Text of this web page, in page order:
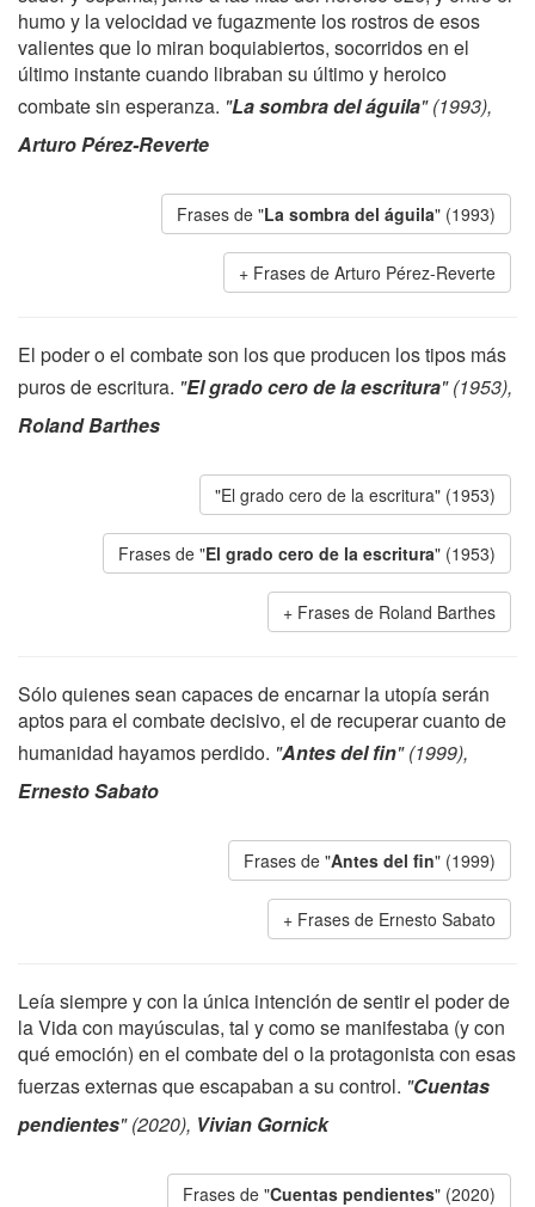
humo y la velocidad ve fugazmente los rostros de esos
valientes que lo miran boquiabiertos, socorridos en el
último instante cuando libraban su último y heroico
combate sin esperanza. "La sombra del águila" (1993),
Arturo Pérez-Reverte
Frases de "La sombra del águila" (1993)
Frases de Arturo Pérez-Reverte
El poder o el combate son los que producen los tipos más
puros de escritura. "El grado cero de la escritura" (1953),
Roland Barthes
"El grado cero de la escritura" (1953)
Frases de "El grado cero de la escritura" (1953)
Frases de Roland Barthes
Sólo quienes sean capaces de encarnar la utopía serán
aptos para el combate decisivo, el de recuperar cuanto de
humanidad hayamos perdido. "Antes del fin" (1999),
Ernesto Sabato
Frases de "Antes del fin" (1999)
Frases de Ernesto Sabato
Leía siempre y con la única intención de sentir el poder de
la Vida con mayúsculas, tal y como se manifestaba (y con
qué emoción) en el combate del o la protagonista con esas
fuerzas externas que escapaban a su control. "Cuentas
pendientes" (2020), Vivian Gornick
Frases de "Cuentas pendientes" (2020)